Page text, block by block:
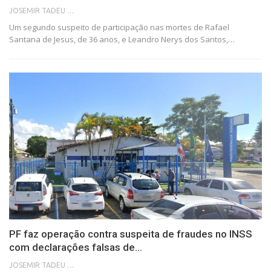
JOSEMIR TADEU FONSECA
Um segundo suspeito de participação nas mortes de Rafael
Santana de Jesus, de 36 anos, e Leandro Nerys dos Santos,…
PF faz operação contra suspeita de fraudes no INSS
com declarações falsas de…